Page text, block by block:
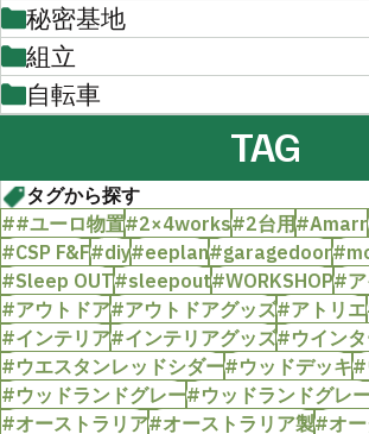
秘密基地
組立
自転車
TAG
タグから探す
##ユーロ物置#2×4works#2台用#Amarr
#CSP F&F#diy#eeplan#garagedoor
#Sleep OUT#sleepout#WORKSHOP#ア
#アウトドア#アウトドアグッズ#アトリエ
#インテリア#インテリアグッズ#ウイン
#ウエスタンレッドシダー#ウッドデッキ#
#ウッドランドグレー#ウッドランドグレー
#オーストラリア#オーストラリア製#オー